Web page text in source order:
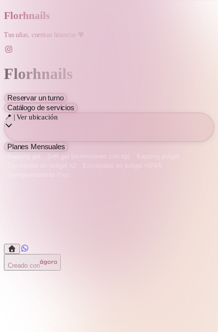
Florhnails
Tus uñas, cuentan historias 💖
Florhnails
Reservar un turno
Catálogo de servicios
📍 | Ver ubicación
Planes Mensuales
Soft gel (extensiones con tip)
Kapping poligel
Esculpidas en poligel n3/4/5
Esculpidas en poligel n3/4/5
Creado con